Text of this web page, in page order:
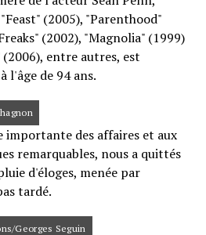
(2005), "Parenthood"
(2002), "Magnolia" (1999)
entre autres, est
l'âge de 94 ans.
importante des affaires et aux
remarquables, nous a quittés
d'éloges, menée par
tardé.
Georges Seguin